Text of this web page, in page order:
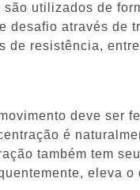
utilizados de
desafio através de
de resistência,
deve ser
é
também tem
eleva o